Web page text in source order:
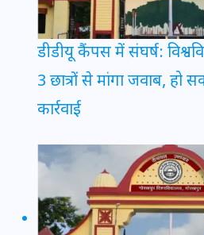
डीडीयू कैंपस में संघर्ष:
3 छात्रों से मांगा जवाब, हो
कार्रवाई